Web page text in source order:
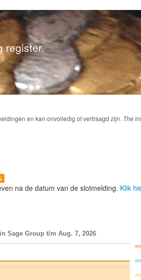
register.
en kan onvolledig of vertraagd zijn. The
na de datum van de slotmelding. Klik
Sage Group t/m Aug. 7, 2026